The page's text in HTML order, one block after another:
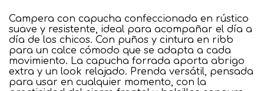
Campera con capucha confeccionada en rústico
suave y resistente, ideal para acompañar el día a
día de los chicos. Con puños y cintura en ribb
para un calce cómodo que se adapta a cada
movimiento. La capucha forrada aporta abrigo
extra y un look relajado. Prenda versátil, pensada
para usar en cualquier momento, con la